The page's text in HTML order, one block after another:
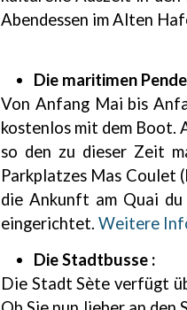
Abendessen im Alten
Die maritimen
Von Anfang Mai bis
kostenlos mit dem Boot.
so den zu dieser Zeit
Parkplatzes Mas Coulet
die Ankunft am Quai
eingerichtet. Weitere
Die Stadtbusse :
Die Stadt Sète verfügt